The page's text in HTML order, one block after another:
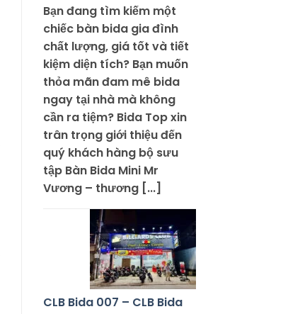
Bạn đang tìm kiếm một
chiếc bàn bida gia đình
chất lượng, giá tốt và tiết
kiệm diện tích? Bạn muốn
thỏa mãn đam mê bida
ngay tại nhà mà không
cần ra tiệm? Bida Top xin
trân trọng giới thiệu đến
quý khách hàng bộ sưu
tập Bàn Bida Mini Mr
Vương – thương [...]
CLB Bida 007 – CLB Bida